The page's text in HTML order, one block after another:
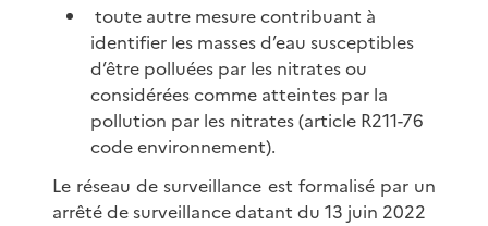
toute autre mesure contribuant à
identifier les masses d’eau susceptibles
d’être polluées par les nitrates ou
considérées comme atteintes par la
pollution par les nitrates (article R211-76
code environnement).
Le réseau de surveillance est formalisé par un
arrêté de surveillance datant du 13 juin 2022